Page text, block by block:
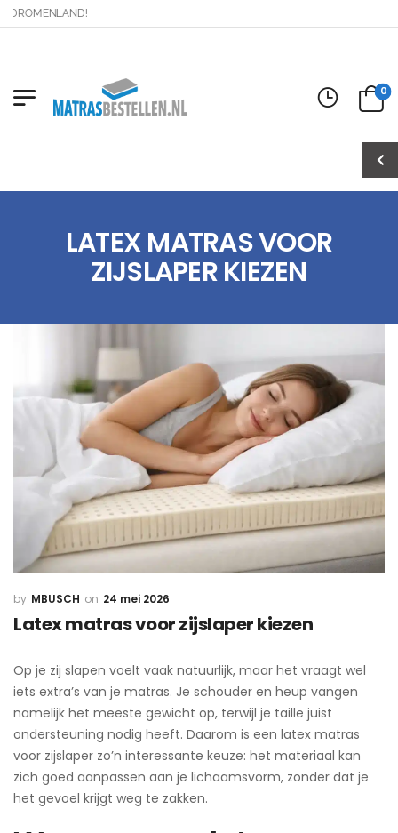
0
LATEX MATRAS VOOR
ZIJSLAPER KIEZEN
MBUSCH 24 mei 2026
Latex matras voor zijslaper kiezen
Op je zij slapen voelt vaak natuurlijk, maar het vraagt wel
iets extra’s van je matras. Je schouder en heup vangen
namelijk het meeste gewicht op, terwijl je taille juist
ondersteuning nodig heeft. Daarom is een latex matras
voor zijslaper zo’n interessante keuze: het materiaal kan
zich goed aanpassen aan je lichaamsvorm, zonder dat je
het gevoel krijgt weg te zakken.